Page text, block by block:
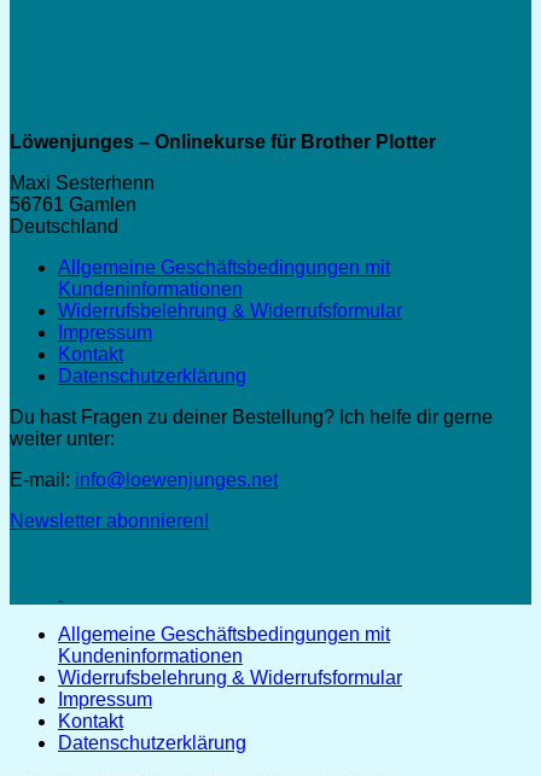
Löwenjunges – Onlinekurse für Brother Plotter
Maxi Sesterhenn
56761 Gamlen
Deutschland
Allgemeine Geschäftsbedingungen mit
Kundeninformationen
Widerrufsbelehrung & Widerrufsformular
Impressum
Kontakt
Datenschutzerklärung
Du hast Fragen zu deiner Bestellung? Ich helfe dir gerne
weiter unter:
E-mail: info@loewenjunges.net
Newsletter abonnieren!
Allgemeine Geschäftsbedingungen mit
Kundeninformationen
Widerrufsbelehrung & Widerrufsformular
Impressum
Kontakt
Datenschutzerklärung